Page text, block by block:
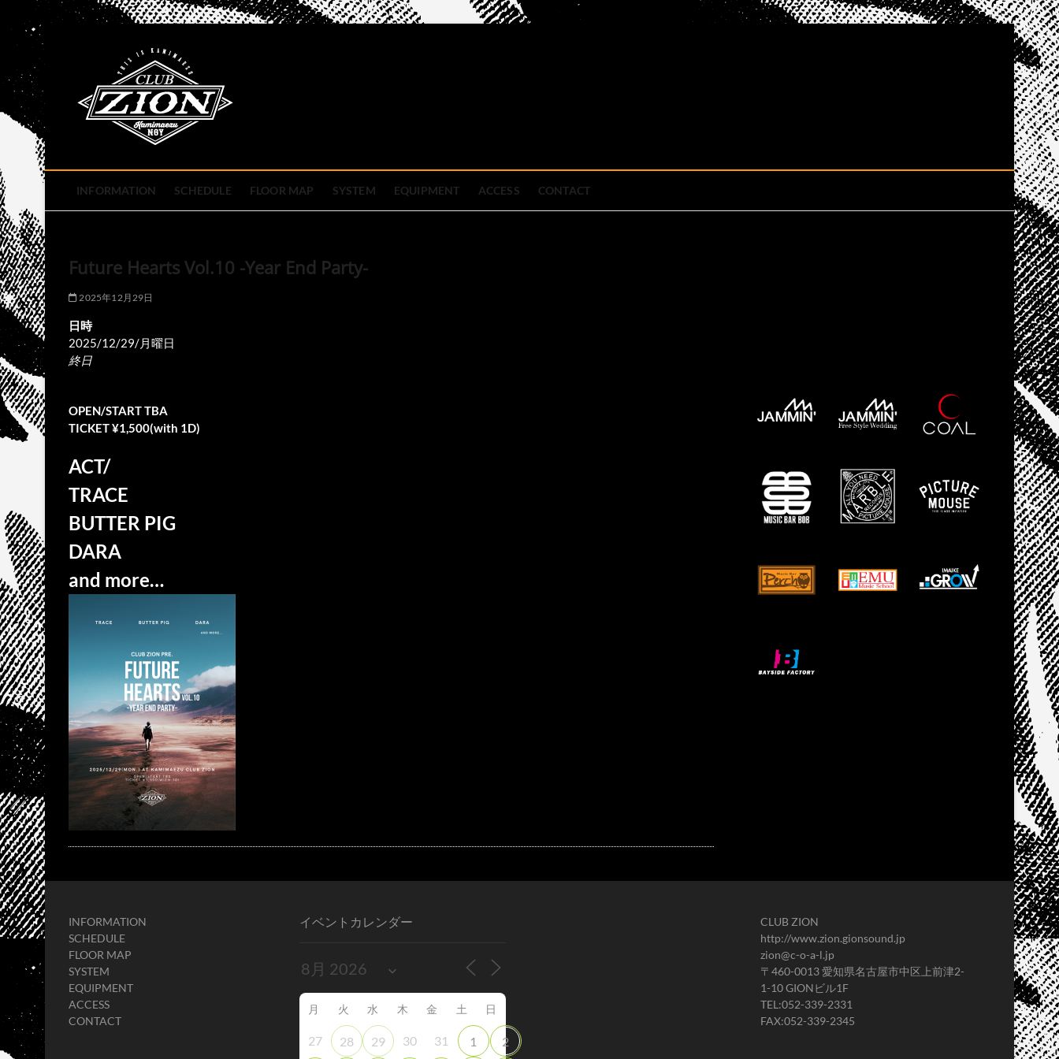
content
INFORMATION SCHEDULE FLOOR MAP SYSTEM EQUIPMENT ACCESS CONTACT
Future Hearts Vol.10 -Year End Party-
2025年12月29日
日時
2025/12/29/月曜日
終日
OPEN/START TBA
TICKET ¥1,500(with 1D)
ACT/
TRACE
BUTTER PIG
DARA
and more…
INFORMATION
SCHEDULE
FLOOR MAP
SYSTEM
EQUIPMENT
ACCESS
CONTACT
イベントカレンダー
月 火 水 木 金 土 日
27 28 29 30 31 1 2
CLUB ZION
http://www.zion.gionsound.jp
zion@c-o-a-l.jp
〒460-0013 愛知県名古屋市中区上前津2-
1-10 GIONビル1F
TEL:052-339-2331
FAX:052-339-2345